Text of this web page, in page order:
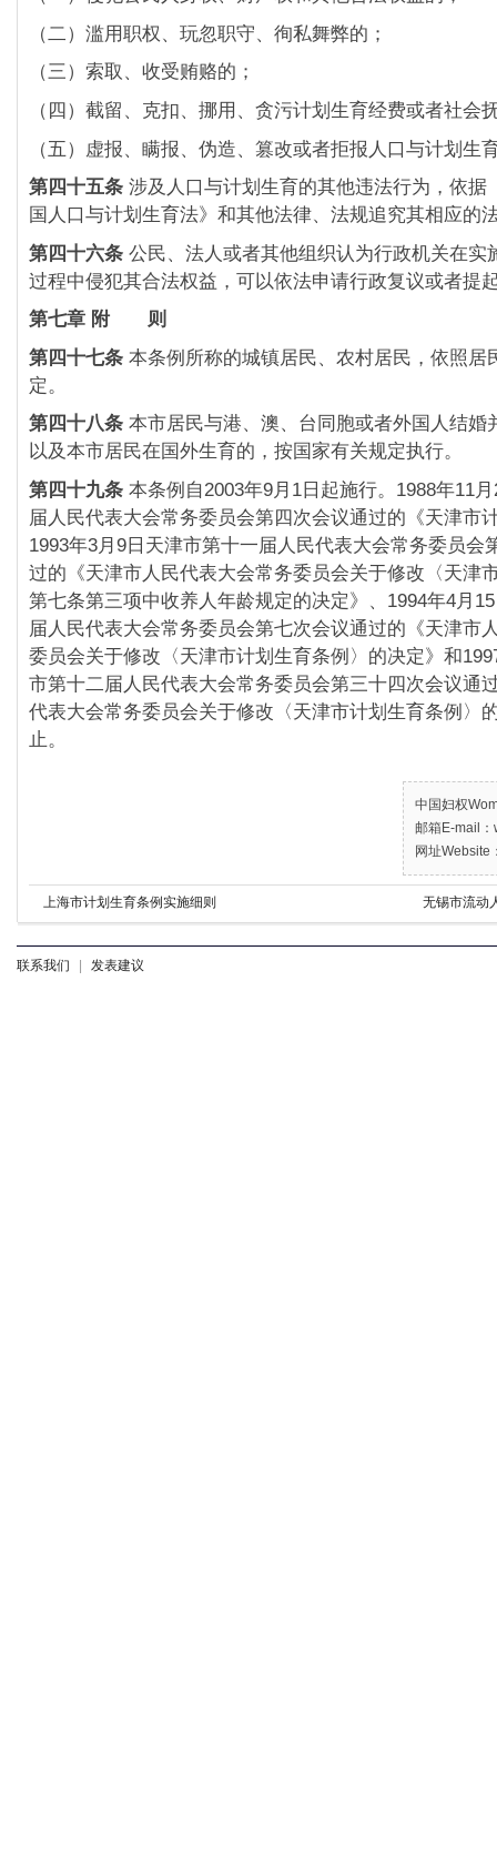
（二）滥用职权、玩忽职守、徇私舞弊的；
（三）索取、收受贿赂的；
（四）截留、克扣、挪用、贪污计划生育经费或者社会
（五）虚报、瞒报、伪造、篡改或者拒报人口与计划生
第四十五条 涉及人口与计划生育的其他违法行为，依据
国人口与计划生育法》和其他法律、法规追究其相应的
第四十六条 公民、法人或者其他组织认为行政机关在实
过程中侵犯其合法权益，可以依法申请行政复议或者提
第七章 附 则
第四十七条 本条例所称的城镇居民、农村居民，依照居
定。
第四十八条 本市居民与港、澳、台同胞或者外国人结婚
以及本市居民在国外生育的，按国家有关规定执行。
第四十九条 本条例自2003年9月1日起施行。1988年11
届人民代表大会常务委员会第四次会议通过的《天津市
1993年3月9日天津市第十一届人民代表大会常务委员会
过的《天津市人民代表大会常务委员会关于修改〈天津
第七条第三项中收养人年龄规定的决定》、1994年4月
届人民代表大会常务委员会第七次会议通过的《天津市
委员会关于修改〈天津市计划生育条例〉的决定》和
市第十二届人民代表大会常务委员会第三十四次会议通
代表大会常务委员会关于修改〈天津市计划生育条例〉
止。
中国妇权
邮箱E-mail
网址Website
上海市计划生育条例实施细则 无锡市流动
联系我们 | 发表建议